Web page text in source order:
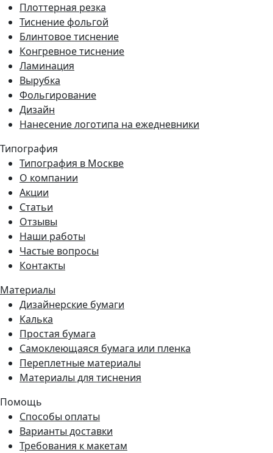
Плоттерная резка
Тиснение фольгой
Блинтовое тиснение
Конгревное тиснение
Ламинация
Вырубка
Фольгирование
Дизайн
Нанесение логотипа на ежедневники
Типография
Типография в Москве
О компании
Акции
Статьи
Отзывы
Наши работы
Частые вопросы
Контакты
Материалы
Дизайнерские бумаги
Калька
Простая бумага
Самоклеющаяся бумага или пленка
Переплетные материалы
Материалы для тиснения
Помощь
Способы оплаты
Варианты доставки
Требования к макетам